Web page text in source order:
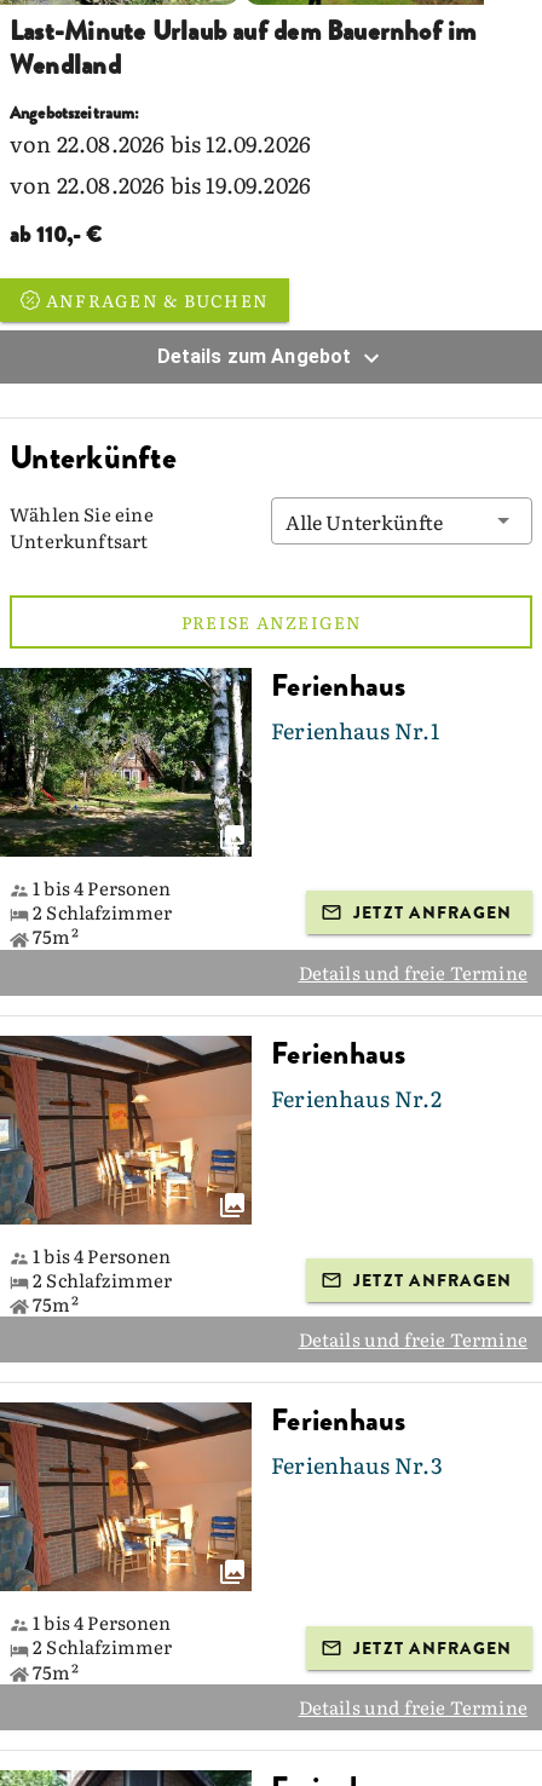
Last-Minute Urlaub auf dem Bauernhof im
Wendland
Angebotszeitraum:
von 22.08.2026 bis 12.09.2026
von 22.08.2026 bis 19.09.2026
ab 110,- €
ANFRAGEN & BUCHEN
Details zum Angebot
Unterkünfte
Wählen Sie eine
Unterkunftsart
Alle Unterkünfte
PREISE ANZEIGEN
Ferienhaus
Ferienhaus Nr.1
1 bis 4 Personen
2 Schlafzimmer
75m²
JETZT ANFRAGEN
Details und freie Termine
Ferienhaus
Ferienhaus Nr.2
1 bis 4 Personen
2 Schlafzimmer
75m²
JETZT ANFRAGEN
Details und freie Termine
Ferienhaus
Ferienhaus Nr.3
1 bis 4 Personen
2 Schlafzimmer
75m²
JETZT ANFRAGEN
Details und freie Termine